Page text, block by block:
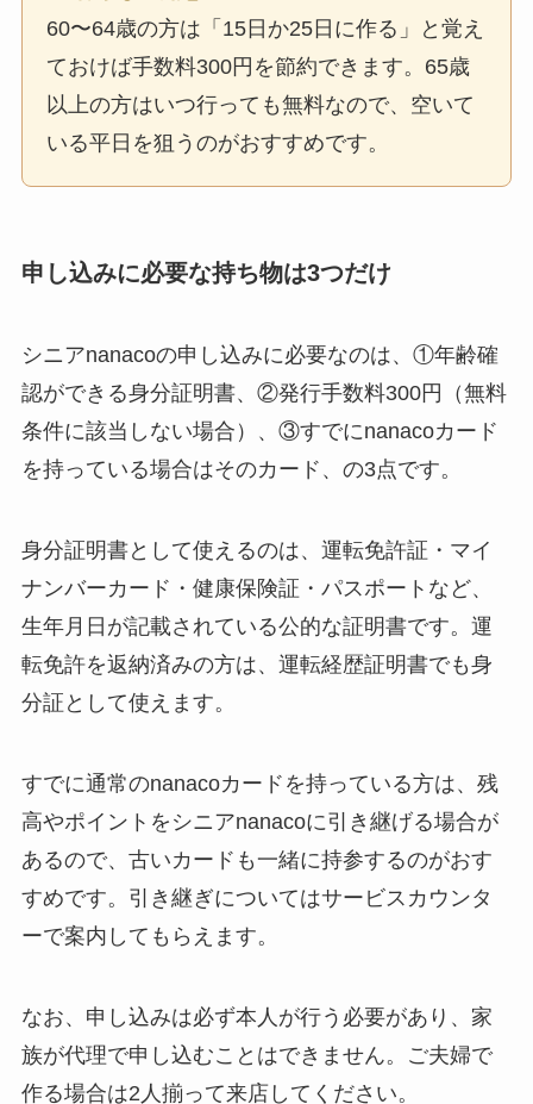
60〜64歳の方は「15日か25日に作る」と覚え
ておけば手数料300円を節約できます。65歳
以上の方はいつ行っても無料なので、空いて
いる平日を狙うのがおすすめです。
申し込みに必要な持ち物は3つだけ
シニアnanacoの申し込みに必要なのは、①年齢確
認ができる身分証明書、②発行手数料300円（無料
条件に該当しない場合）、③すでにnanacoカード
を持っている場合はそのカード、の3点です。
身分証明書として使えるのは、運転免許証・マイ
ナンバーカード・健康保険証・パスポートなど、
生年月日が記載されている公的な証明書です。運
転免許を返納済みの方は、運転経歴証明書でも身
分証として使えます。
すでに通常のnanacoカードを持っている方は、残
高やポイントをシニアnanacoに引き継げる場合が
あるので、古いカードも一緒に持参するのがおす
すめです。引き継ぎについてはサービスカウンタ
ーで案内してもらえます。
なお、申し込みは必ず本人が行う必要があり、家
族が代理で申し込むことはできません。ご夫婦で
作る場合は2人揃って来店してください。